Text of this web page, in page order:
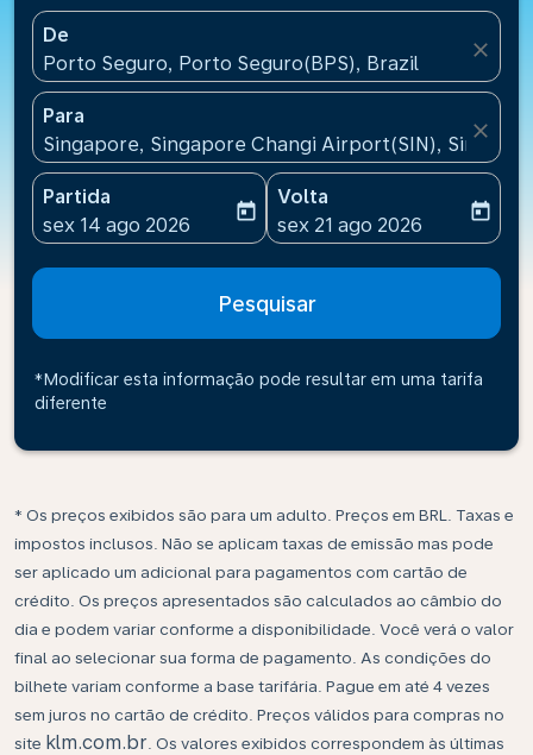
De
Porto Seguro, Porto Seguro(BPS), Brazil
close
Para
Singapore, Singapore Changi Airport(SIN),
close
Partida
fc-booking-departure-date-aria-label
sex 14 ago 2026
today
Volta
fc-booking-return-date-
sex 21 ago 2026
today
Pesquisar
*Modificar esta informação pode resultar em uma tarifa
diferente
* Os preços exibidos são para um adulto. Preços em BRL. Taxas e
impostos inclusos. Não se aplicam taxas de emissão mas pode
ser aplicado um adicional para pagamentos com cartão de
crédito. Os preços apresentados são calculados ao câmbio do
dia e podem variar conforme a disponibilidade. Você verá o valor
final ao selecionar sua forma de pagamento. As condições do
bilhete variam conforme a base tarifária. Pague em até 4 vezes
sem juros no cartão de crédito. Preços válidos para compras no
site klm.com.br . Os valores exibidos correspondem às últimas